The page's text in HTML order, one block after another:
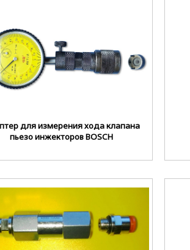
для измерения хода клапана
пьезо инжекторов BOSCH